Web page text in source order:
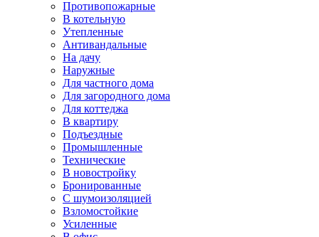
Противопожарные
В котельную
Утепленные
Антивандальные
На дачу
Наружные
Для частного дома
Для загородного дома
Для коттеджа
В квартиру
Подъездные
Промышленные
Технические
В новостройку
Бронированные
С шумоизоляцией
Взломостойкие
Усиленные